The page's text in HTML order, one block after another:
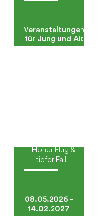
Veranstaltungen
für Jung und Alt
- Hoher Flug &
tiefer Fall
08.05.2026 -
14.02.2027